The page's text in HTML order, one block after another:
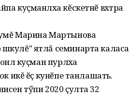
куҫманлӑха кӗскетнӗ вӑхӑтра
Марина Мартынова
ятлă семинарта каласа
куҫман пурлӑха
икĕ ӗҫ кунӗпе танлашать.
тӳпи 2020 ҫулта 32